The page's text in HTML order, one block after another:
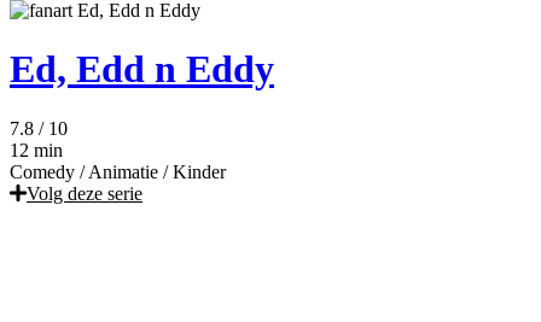
Ed, Edd n Eddy
7.8 / 10
12 min
Comedy / Animatie / Kinder
Volg deze serie